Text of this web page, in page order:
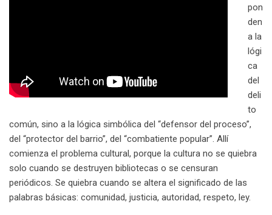
pon
den
a la
lógi
ca
del
deli
to
común, sino a la lógica simbólica del “defensor del proceso”,
del “protector del barrio”, del “combatiente popular”. Allí
comienza el problema cultural, porque la cultura no se quiebra
solo cuando se destruyen bibliotecas o se censuran
periódicos. Se quiebra cuando se altera el significado de las
palabras básicas: comunidad, justicia, autoridad, respeto, ley.